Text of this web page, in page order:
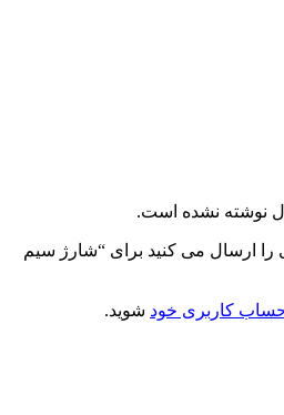
نوشته نشده است.
را ارسال می کنید برای “شارژ سیم
حساب کاربری خود شوید.